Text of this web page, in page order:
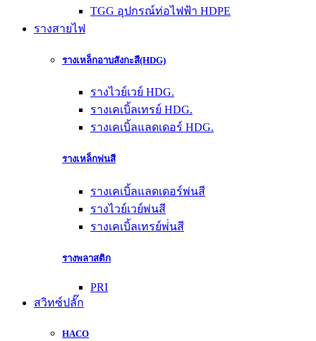
TGG อุปกรณ์ท่อไฟฟ้า HDPE
รางสายไฟ
รางเหล็กอาบสังกะสี(HDG)
รางไวย์เวย์ HDG.
รางเคเบิ้ลเทรย์ HDG.
รางเคเบิ้ลแลดเดอร์ HDG.
รางเหล็กพ่นสี
รางเคเบิ้ลแลดเดอร์พ่นสี
รางไวย์เวย์พ่นสี
รางเคเบิ้ลเทรย์พ่่นสี
รางพลาสติก
PRI
สวิทซ์ปลั๊ก
HACO